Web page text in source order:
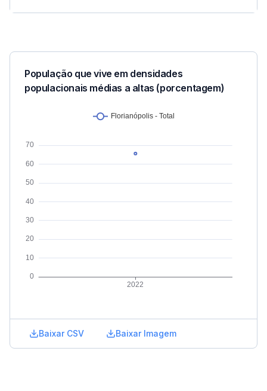
População que vive em densidades
populacionais médias a altas (porcentagem)
Baixar CSV Baixar Imagem